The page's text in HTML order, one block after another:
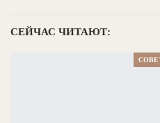
СЕЙЧАС ЧИТАЮТ: